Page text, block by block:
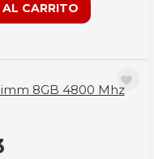
CARRITO
8GB 4800 Mhz